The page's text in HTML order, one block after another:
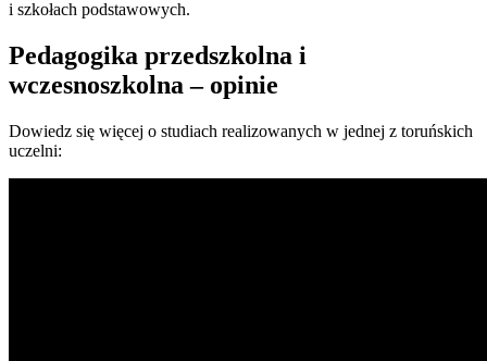
i szkołach podstawowych.
Pedagogika przedszkolna i
wczesnoszkolna – opinie
Dowiedz się więcej o studiach realizowanych w jednej z toruńskich
uczelni: